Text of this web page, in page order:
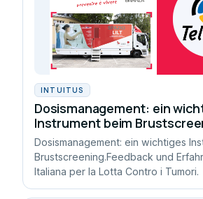
INTUITUS
Dosismanagement: ein
Instrument beim
Dosismanagement: ein wichtiges
Brustscreening.Feedback und
Italiana per la Lotta Contro i Tumori.